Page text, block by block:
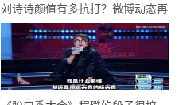
刘诗诗颜值有多抗打？微博动态再
次刷新认知，网友：婚后生活和谐